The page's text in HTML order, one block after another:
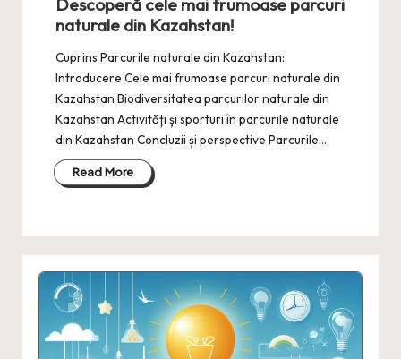
Descoperă cele mai frumoase parcuri
naturale din Kazahstan!
Cuprins Parcurile naturale din Kazahstan:
Introducere Cele mai frumoase parcuri naturale din
Kazahstan Biodiversitatea parcurilor naturale din
Kazahstan Activități și sporturi în parcurile naturale
din Kazahstan Concluzii și perspective Parcurile…
Read More